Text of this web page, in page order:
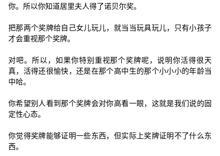
你。所以你知道居里夫人得了诺贝尔奖。
把那两个奖牌给自己女儿玩儿，就当当玩具玩儿，只有小孩子
才会重视那个奖牌。
对吧。所以，如果你特别重视那个奖牌呢，说明你活得很天
真，活得还很愉快，还是在那个高中生的那个小小小的年龄当
中哈。
你希望别人看到那个奖牌会对你高看一眼，这就是我们说的固
定性心态。
你觉得奖牌能够证明一些东西，但实际上奖牌证明不了什么东
西。